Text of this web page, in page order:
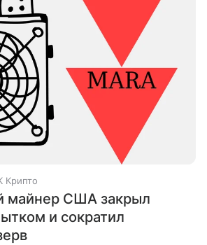
Крипто
майнер США закрыл
и сократил